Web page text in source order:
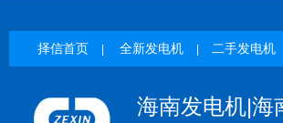
择信首页 全新发电机 二手发电机
海南发电机|海